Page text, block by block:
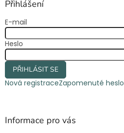
Přihlášení
E-mail
Heslo
PŘIHLÁSIT SE
Nová registraceZapomenuté heslo
Informace pro vás